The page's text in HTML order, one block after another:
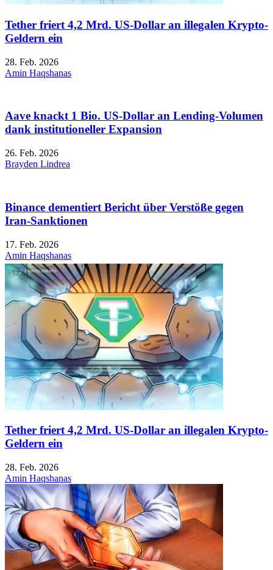
Tether friert 4,2 Mrd. US-Dollar an illegalen Krypto-
Geldern ein
28. Feb. 2026
Amin Haqshanas
Aave knackt 1 Bio. US-Dollar an Lending-Volumen
dank institutioneller Expansion
26. Feb. 2026
Brayden Lindrea
Binance dementiert Bericht über Verstöße gegen
Iran-Sanktionen
17. Feb. 2026
Amin Haqshanas
Tether friert 4,2 Mrd. US-Dollar an illegalen Krypto-
Geldern ein
28. Feb. 2026
Amin Haqshanas